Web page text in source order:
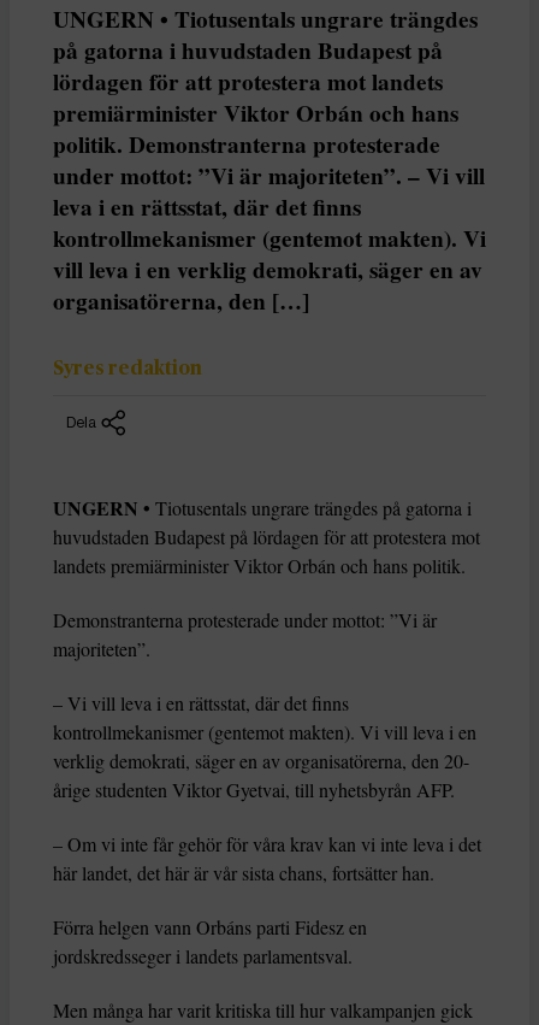
UNGERN • Tiotusentals ungrare trängdes
på gatorna i huvudstaden Budapest på
lördagen för att protestera mot landets
premiärminister Viktor Orbán och hans
politik. Demonstranterna protesterade
under mottot: ”Vi är majoriteten”. – Vi vill
leva i en rättsstat, där det finns
kontrollmekanismer (gentemot makten). Vi
vill leva i en verklig demokrati, säger en av
organisatörerna, den […]
Syres redaktion
Dela
UNGERN • Tiotusentals ungrare trängdes på gatorna i
huvudstaden Budapest på lördagen för att protestera mot
landets premiärminister Viktor Orbán och hans politik.
Demonstranterna protesterade under mottot: ”Vi är
majoriteten”.
– Vi vill leva i en rättsstat, där det finns
kontrollmekanismer (gentemot makten). Vi vill leva i en
verklig demokrati, säger en av organisatörerna, den 20-
årige studenten Viktor Gyetvai, till nyhetsbyrån AFP.
– Om vi inte får gehör för våra krav kan vi inte leva i det
här landet, det här är vår sista chans, fortsätter han.
Förra helgen vann Orbáns parti Fidesz en
jordskredsseger i landets parlamentsval.
Men många har varit kritiska till hur valkampanjen gick